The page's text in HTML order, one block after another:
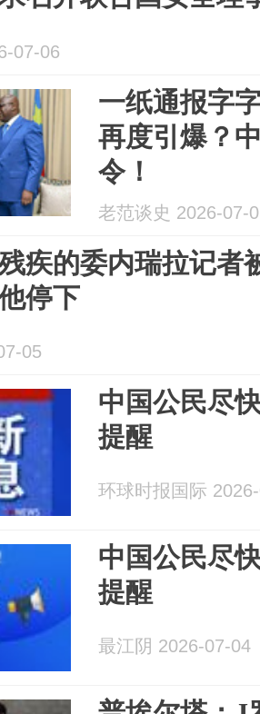
07-06
一纸通报字
再度引爆？
令！
老范谈史 2026-07-
疾的委内瑞拉记者
停下
05
中国公民尽
提醒
环球时报国际
中国公民尽
提醒
最江阴 2026-07-04